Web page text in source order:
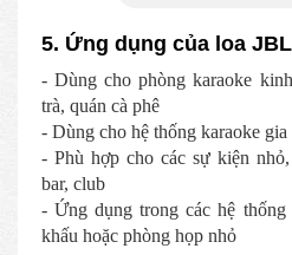
5. Ứng dụng của loa
- Dùng cho phòng karaoke
trà, quán cà phê
- Dùng cho hệ thống karaoke
- Phù hợp cho các sự kiện
bar, club
- Ứng dụng trong các hệ thống
khấu hoặc phòng họp nhỏ